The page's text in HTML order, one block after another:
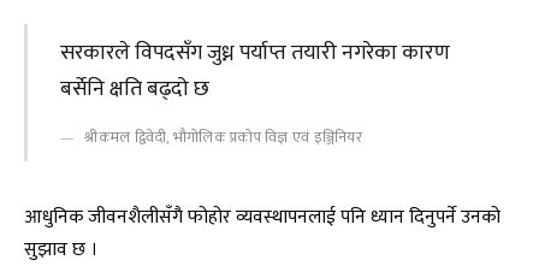
सरकारले विपदसँग जुध्न पर्याप्त तयारी नगरेका कारण
बर्सेनि क्षति बढ्दो छ
श्रीकमल द्विवेदी, भौगोलिक प्रकोप विज्ञ एवं इञ्जिनियर
आधुनिक जीवनशैलीसँगै फोहोर व्यवस्थापनलाई पनि ध्यान दिनुपर्ने उनको
सुझाव छ ।